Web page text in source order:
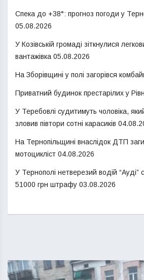
Спека до +38°: прогноз погоди у
05.08.2026
У Козівській громаді зіткнулися
вантажівка 05.08.2026
На Зборівщині у полі загорівся
Приватний будинок престарілих у
У Теребовлі судитимуть чоловіка,
зловив півтори сотні карасиків
На Тернопільщині внаслідок ДТП
мотоцикліст 04.08.2026
У Тернополі нетверезий водій “Ауді”
51000 грн штрафу 03.08.2026